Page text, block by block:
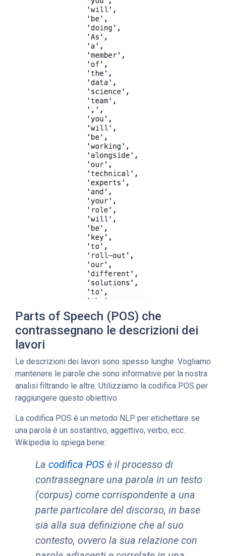
Parts of Speech (POS) che
contrassegnano le descrizioni dei
lavori
Le descrizioni dei lavori sono spesso lunghe. Vogliamo
mantenere le parole che sono informative per la nostra
analisi filtrando le altre. Utilizziamo la codifica POS per
raggiungere questo obiettivo.
La codifica POS è un metodo NLP per etichettare se
una parola è un sostantivo, aggettivo, verbo, ecc.
Wikipedia lo spiega bene:
La codifica POS è il processo di
contrassegnare una parola in un testo
(corpus) come corrispondente a una
parte particolare del discorso, in base
sia alla sua definizione che al suo
contesto, ovvero la sua relazione con